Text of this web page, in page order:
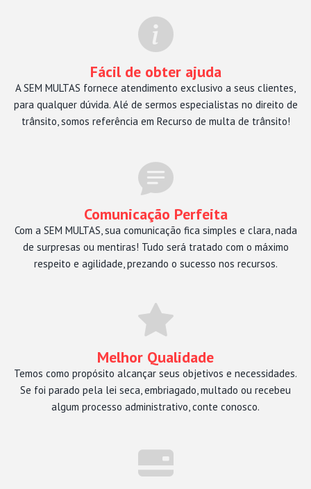
Fácil de obter ajuda
A SEM MULTAS fornece atendimento exclusivo a seus clientes,
para qualquer dúvida. Alé de sermos especialistas no direito de
trânsito, somos referência em Recurso de multa de trânsito!
Comunicação Perfeita
Com a SEM MULTAS, sua comunicação fica simples e clara, nada
de surpresas ou mentiras! Tudo será tratado com o máximo
respeito e agilidade, prezando o sucesso nos recursos.
Melhor Qualidade
Temos como propósito alcançar seus objetivos e necessidades.
Se foi parado pela lei seca, embriagado, multado ou recebeu
algum processo administrativo, conte conosco.